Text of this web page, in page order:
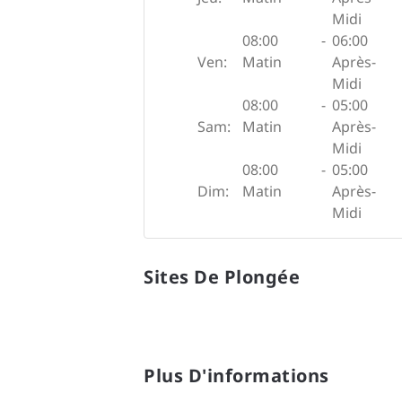
Midi
Ven:
08:00
Matin
- 06:00
Après-
Midi
Sam:
08:00
Matin
- 05:00
Après-
Midi
Dim:
08:00
Matin
- 05:00
Après-
Midi
Sites De Plongée
Plus D'informations